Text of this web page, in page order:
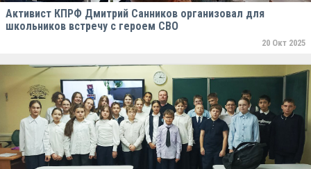
Активист КПРФ Дмитрий Санников организовал для
школьников встречу с героем СВО
20 Окт 2025